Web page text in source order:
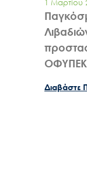
1 Μαρτίου
Διαβάστε